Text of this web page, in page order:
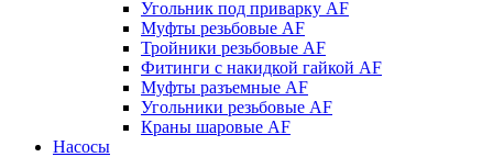
Угольник под приварку AF
Муфты резьбовые AF
Тройники резьбовые AF
Фитинги с накидкой гайкой AF
Муфты разъемные AF
Угольники резьбовые AF
Краны шаровые AF
Насосы